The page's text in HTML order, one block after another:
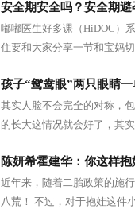
安全期安全吗？安全期避
嘟嘟医生好多课（HiDOC）
住要和大家分享一节和宝妈
孩子“鸳鸯眼”两只眼睛
其实人脸不会完全的对称，
的长大这情况就会好了，其
陈妍希霍建华：你这样抱
近年来，随着二胎政策的施
八荒！ 不过，对于抱娃这件